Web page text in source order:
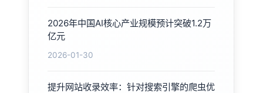
2026年中国AI核心产业规模预计突破1.2万
亿元
2026-01-30
提升网站收录效率：针对搜索引擎的爬虫优